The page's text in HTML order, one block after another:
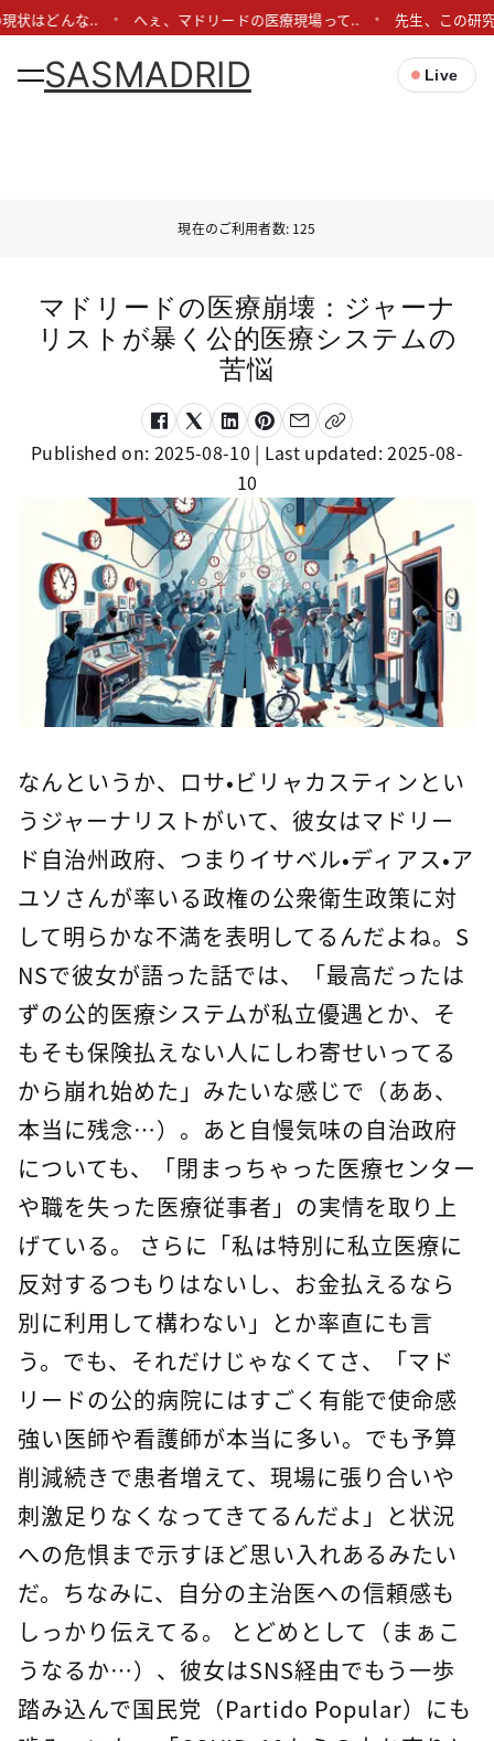
状はどんな.. へぇ、マドリードの医療現場って.. 先生、この研
SASMADRID Live
現在のご利用者数: 125
マドリードの医療崩壊：ジャーナ
リストが暴く公的医療システムの
苦悩
Published on: 2025-08-10 | Last updated:2025-08-
10
なんというか、ロサ・ビリャカスティンとい
うジャーナリストがいて、彼女はマドリー
ド自治州政府、つまりイサベル・ディアス・ア
ユソさんが率いる政権の公衆衛生政策に対
して明らかな不満を表明してるんだよね。S
NSで彼女が語った話では、「最高だったは
ずの公的医療システムが私立優遇とか、そ
もそも保険払えない人にしわ寄せいってる
から崩れ始めた」みたいな感じで（ああ、
本当に残念…）。あと自慢気味の自治政府
についても、「閉まっちゃった医療センター
や職を失った医療従事者」の実情を取り上
げている。 さらに「私は特別に私立医療に
反対するつもりはないし、お金払えるなら
別に利用して構わない」とか率直にも言
う。でも、それだけじゃなくてさ、「マド
リードの公的病院にはすごく有能で使命感
強い医師や看護師が本当に多い。でも予算
削減続きで患者増えて、現場に張り合いや
刺激足りなくなってきてるんだよ」と状況
への危惧まで示すほど思い入れあるみたい
だ。ちなみに、自分の主治医への信頼感も
しっかり伝えてる。 とどめとして（まぁこ
うなるか…）、彼女はSNS経由でもう一歩
踏み込んで国民党（Partido Popular）にも